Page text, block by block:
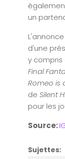
un
d'une
y
Final
Romeo is
de Silent
pour les
Source:
Sujettes: